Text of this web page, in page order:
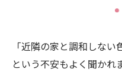
「近隣の家と調和しない
という不安もよく聞かれ